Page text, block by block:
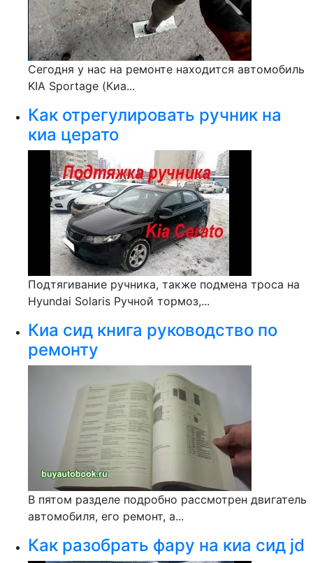
Сегодня у нас на ремонте находится автомобиль
KIA Sportage (Киа...
Как отрегулировать ручник на
киа церато
Подтягивание ручника, также подмена троса на
Hyundai Solaris Ручной тормоз,...
Киа сид книга руководство по
ремонту
В пятом разделе подробно рассмотрен двигатель
автомобиля, его ремонт, а...
Как разобрать фару на киа сид jd